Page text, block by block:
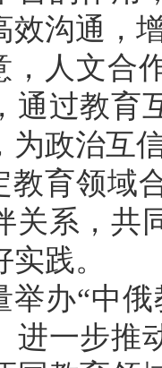
效沟通，
，人文合
通过教育
为政治互
教育领域
关系，共
践。
举办“中
进一步推